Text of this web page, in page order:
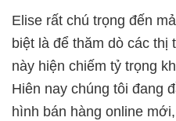
Elise rất chú trọng đến
biệt là để thăm dò các
này hiện chiếm tỷ trọng
Hiên nay chúng tôi đang
hình bán hàng online